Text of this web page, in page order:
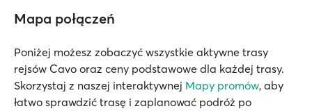
Mapa połączeń
Poniżej możesz zobaczyć wszystkie aktywne trasy
rejsów Cavo oraz ceny podstawowe dla każdej trasy.
Skorzystaj z naszej interaktywnej Mapy promów, aby
łatwo sprawdzić trasę i zaplanować podróż po